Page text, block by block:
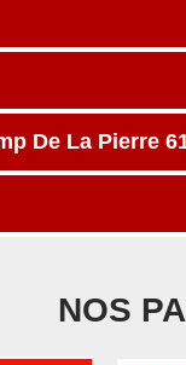
De La Pierre
NOS